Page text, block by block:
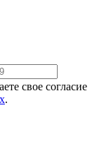
свое согласие
.